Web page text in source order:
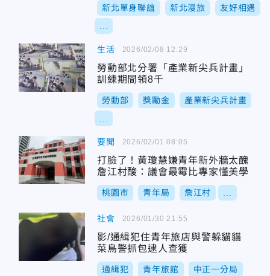
新北單身聯誼 新北漫旅 友好相遇
生活
勞動部北分署「產業新尖兵計畫」
訓練期間領8千
勞動部 獎勵金 產業新尖兵計畫
2026/02/08 12:29
要聞
打臉了！黃瓊慧嫌青年新外牆太醜
詹江村酸：議會最霉比專家懂美學
桃園市 青年局 詹江村
2026/02/01 08:05
社會
影/通緝犯住青年旅店與警躲貓貓
菜鳥警抓包逮人查獲
通緝犯 青年旅館 中正一分局
2026/01/30 21:55